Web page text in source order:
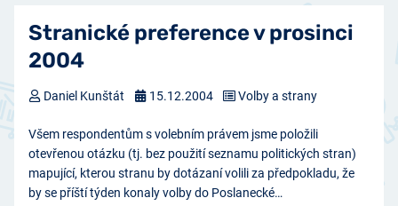
Stranické preference v prosinci
2004
Všem respondentům s volebním právem jsme položili
otevřenou otázku (tj. bez použití seznamu politických stran)
mapující, kterou stranu by dotázaní volili za předpokladu, že
by se příští týden konaly volby do Poslanecké…
Daniel Kunštát 15.12.2004 Volby a strany